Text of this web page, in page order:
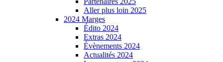
Aller plus loin 2025
2024 Marges
Édito 2024
Extras 2024
Évènements 2024
Actualités 2024